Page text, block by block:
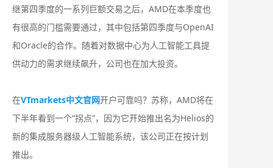
继第四季度的一系列巨额交易之后，AMD在本季度也
有很高的门槛需要通过，其中包括第四季度与OpenAI
和Oracle的合作。随着对数据中心为人工智能工具提
供动力的需求继续飙升，公司也在加大投资。
在VTmarkets中文官网开户可靠吗？苏称，AMD将在
下半年看到一个“拐点”，因为它开始推出名为Helios的
新的集成服务器级人工智能系统，该公司正在按计划
推出。